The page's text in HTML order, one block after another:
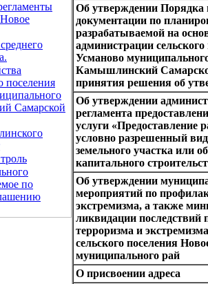
Новое
поселения
Самарской
по
Об утверждении Порядка
документации по
разрабатываемой на
администрации
Усманово
Камышлинский
принятия решения об
Об утверждении
регламента
услуги «Предоставление
условно разрешенный
земельного участка или
капитального
Об утверждении
мероприятий по
экстремизма, а также
ликвидации последствий
терроризма и
сельского поселения
муниципального рай
О присвоении адреса